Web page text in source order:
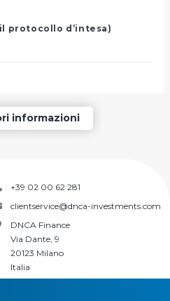
protocollo d’intesa)
informazioni
+39 02 00 62 281
clientservice@dnca-investments.com
DNCA Finance
Via Dante, 9
20123 Milano
Italia